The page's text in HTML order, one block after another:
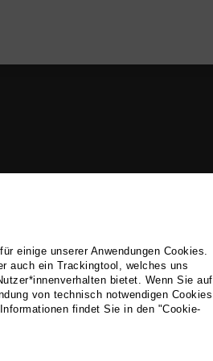
einige unserer Anwendungen Cookies.
auch ein Trackingtool, welches uns
bietet. Wenn Sie auf
von technisch notwendigen Cookies
findet Sie in den "Cookie-